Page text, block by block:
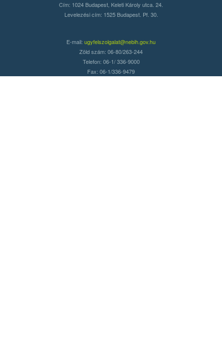
Cím: 1024 Budapest, Keleti Károly utca. 24.
Levelezési cím: 1525 Budapest. Pf. 30.
E-mail: ugyfelszolgalat@nebih.gov.hu
Zöld szám: 06-80/263-244
Telefon: 06-1/ 336-9000
Fax: 06-1/336-9479